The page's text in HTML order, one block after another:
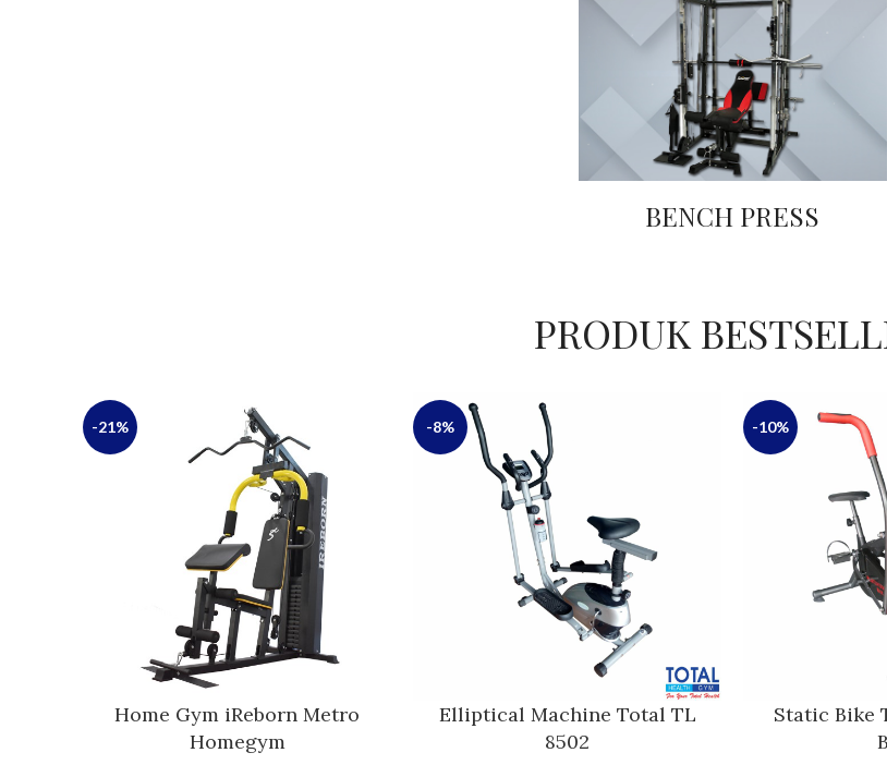
BENCH PRESS
PRODUK
-21%
Home Gym iReborn Metro
Homegym
-8%
Elliptical Machine Total TL
8502
-10%
Static Bike